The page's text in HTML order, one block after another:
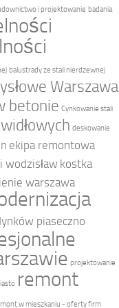
i projektowanie badania
balustrady ze stali nierdzewnej
Warszawa
betonie Cynkowanie stali
deskowanie
ekipa remontowa
wodzisławkostka
warszawa
piaseczno
projektowanie
remont
w mieszkaniu - oferty firm